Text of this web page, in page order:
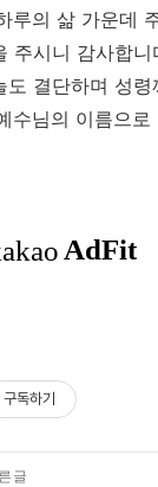
루의 삶 가운데
주시니 감사합니
도 결단하며 성
수님의 이름으로
구독하기
글